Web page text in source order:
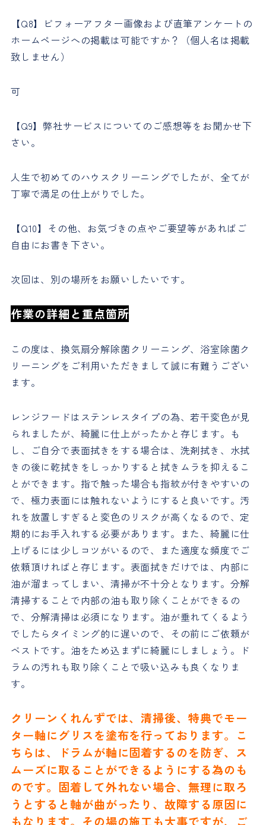
【Q8】ビフォーアフター画像および直筆アンケートの
ホームページへの掲載は可能ですか？（個人名は掲載
致しません）
可
【Q9】弊社サービスについてのご感想等をお聞かせ下
さい。
人生で初めてのハウスクリーニングでしたが、全てが
丁寧で満足の仕上がりでした。
【Q10】その他、お気づきの点やご要望等があればご
自由にお書き下さい。
次回は、別の場所をお願いしたいです。
作業の詳細と重点箇所
この度は、換気扇分解除菌クリーニング、浴室除菌ク
リーニングをご利用いただきまして誠に有難うござい
ます。
レンジフードはステンレスタイプの為、若干変色が見
られましたが、綺麗に仕上がったかと存じます。も
し、ご自分で表面拭きをする場合は、洗剤拭き、水拭
きの後に乾拭きをしっかりすると拭きムラを抑えるこ
とができます。指で触った場合も指紋が付きやすいの
で、極力表面には触れないようにすると良いです。汚
れを放置しすぎると変色のリスクが高くなるので、定
期的にお手入れする必要があります。また、綺麗に仕
上げるには少しコツがいるので、また適度な頻度でご
依頼頂ければと存じます。表面拭きだけでは、内部に
油が溜まってしまい、清掃が不十分となります。分解
清掃することで内部の油も取り除くことができるの
で、分解清掃は必須になります。油が垂れてくるよう
でしたらタイミング的に遅いので、その前にご依頼が
ベストです。油をため込まずに綺麗にしましょう。ド
ラムの汚れも取り除くことで吸い込みも良くなりま
す。
クリーンくれんずでは、清掃後、特典でモー
ター軸にグリスを塗布を行っております。こ
ちらは、ドラムが軸に固着するのを防ぎ、ス
ムーズに取ることができるようにする為のも
のです。固着して外れない場合、無理に取ろ
うとすると軸が曲がったり、故障する原因に